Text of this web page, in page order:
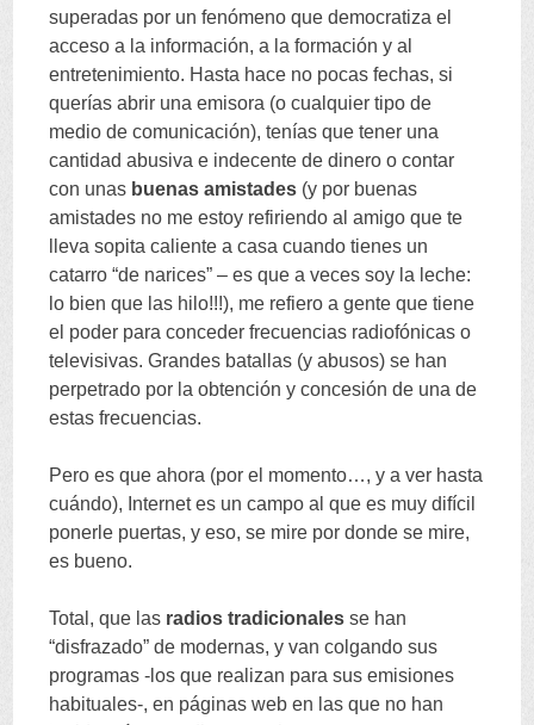
superadas por un fenómeno que democratiza el
acceso a la información,a la formación y al
entretenimiento. Hasta hace no pocas fechas,si
querías abrir una emisora (o cualquier tipo de
medio de comunicación),tenías que tener una
cantidad abusiva e indecente de dinero o contar
con unas buenas amistades (y por buenas
amistades no me estoy refiriendo al amigo que te
lleva sopita caliente a casa cuando tienes un
catarro “de narices” –es que a veces soy la leche:
lo bien que las hilo!!!), me refiero a gente que tiene
el poder para conceder frecuencias radiofónicas o
televisivas.Grandes batallas (y abusos)se han
perpetrado por la obtención y concesión de una de
estas frecuencias.
Pero es que ahora (por el momento…,y a ver hasta
cuándo), Internet es un campo al que es muy difícil
ponerle puertas,y eso,se mire por donde se mire,
es bueno.
Total ,que las radios tradicionales se han
“disfrazado”de modernas,y van colgando sus
programas -los que realizan para sus emisiones
habituales-,en páginas web en las que no han